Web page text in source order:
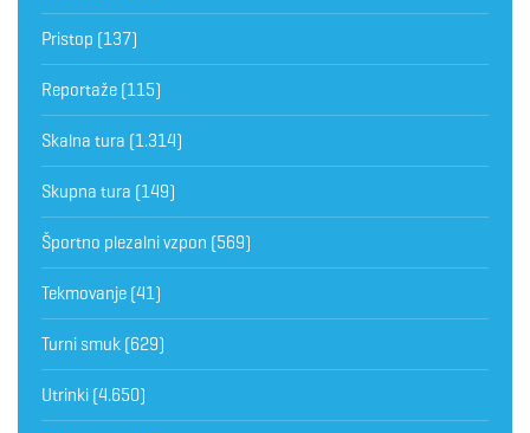
Pristop (137)
Reportaže (115)
Skalna tura (1.314)
Skupna tura (149)
Športno plezalni vzpon (569)
Tekmovanje (41)
Turni smuk (629)
Utrinki (4.650)